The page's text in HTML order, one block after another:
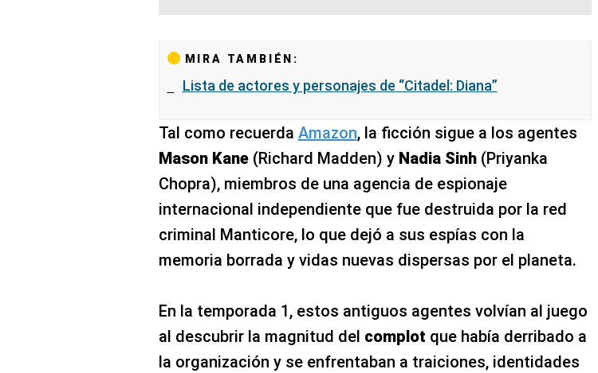
MIRA TAMBIÉN:
Lista de actores y personajes de “Citadel: Diana”
Tal como recuerda Amazon, la ficción sigue a los agentes
Mason Kane (Richard Madden) yNadia Sinh (Priyanka
Chopra), miembros de una agencia de espionaje
internacional independiente que fue destruida por la red
criminal Manticore, lo que dejó a sus espías con la
memoria borrada y vidas nuevas dispersas por el planeta.
En la temporada 1, estos antiguos agentes volvían al juego
al descubrir la magnitud del complot que había derribado a
la organización y se enfrentaban a traiciones, identidades